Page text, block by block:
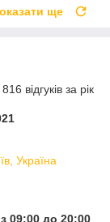
ще
відгуків за рік
Україна
09:00 до 20:00